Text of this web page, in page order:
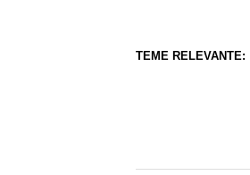
TEME RELEVANTE: